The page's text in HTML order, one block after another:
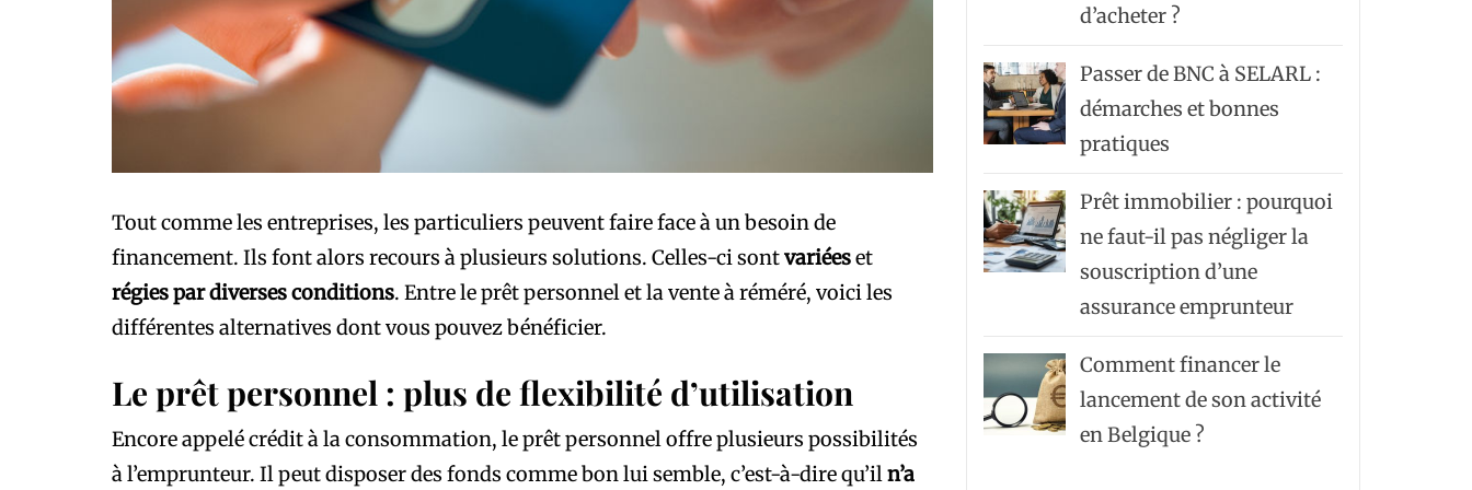
Tout comme les entreprises, les particuliers peuvent faire face à un besoin de
financement. Ils font alors recours à plusieurs solutions. Celles-ci sontvariéeset
régies par diverses conditions. Entre le prêt personnel et la vente à réméré, voici les
différentes alternatives dont vous pouvez bénéficier.
Le prêt personnel : plus de flexibilité d’utilisation
Encore appelé crédit à la consommation, le prêt personnel offre plusieurs possibilités
à l’emprunteur. Il peut disposer des fonds comme bon lui semble, c’est-à-dire qu’iln’a
d’acheter ?
Passer de BNC à SELARL :
démarches et bonnes
pratiques
Prêt immobilier : pourquoi
ne faut-il pas négliger la
souscription d’une
assurance emprunteur
Comment financer le
lancement de son activité
en Belgique ?